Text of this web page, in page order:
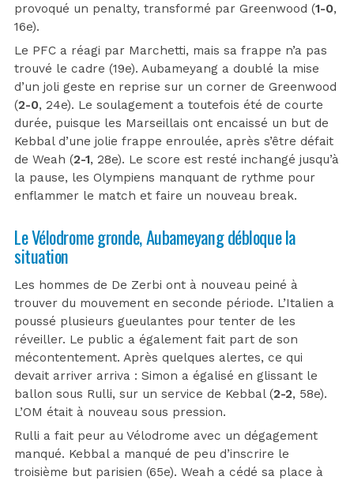
provoqué un penalty, transformé par Greenwood (1-0,
16e).
Le PFC a réagi par Marchetti, mais sa frappe n’a pas
trouvé le cadre (19e). Aubameyang a doublé la mise
d’un joli geste en reprise sur un corner de Greenwood
(2-0, 24e). Le soulagement a toutefois été de courte
durée, puisque les Marseillais ont encaissé un but de
Kebbal d’une jolie frappe enroulée, après s’être défait
de Weah (2-1, 28e). Le score est resté inchangé jusqu’à
la pause, les Olympiens manquant de rythme pour
enflammer le match et faire un nouveau break.
Le Vélodrome gronde, Aubameyang débloque la
situation
Les hommes de De Zerbi ont à nouveau peiné à
trouver du mouvement en seconde période. L’Italien a
poussé plusieurs gueulantes pour tenter de les
réveiller. Le public a également fait part de son
mécontentement. Après quelques alertes, ce qui
devait arriver arriva : Simon a égalisé en glissant le
ballon sous Rulli, sur un service de Kebbal (2-2, 58e).
L’OM était à nouveau sous pression.
Rulli a fait peur au Vélodrome avec un dégagement
manqué. Kebbal a manqué de peu d’inscrire le
troisième but parisien (65e). Weah a cédé sa place à